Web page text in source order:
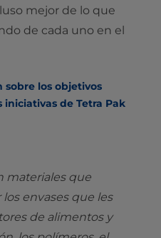
mejor de lo que
de cada uno en el
los objetivos
iniciativas de Tetra Pak
materiales que
envases que les
de alimentos y